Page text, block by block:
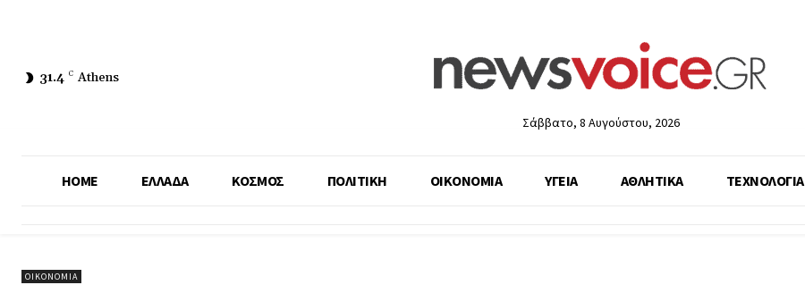
31.4 C Athens
Σάββατο, 8 Αυγούστου, 2026
HOME ΕΛΛΑΔΑ ΚΟΣΜΟΣ ΠΟΛΙΤΙΚΗ ΟΙΚΟΝΟΜΙΑ ΥΓΕΙΑ ΑΘΛΗΤΙΚΑ ΤΕΧΝΟΛΟΓΙΑ
ΟΙΚΟΝΟΜΙΑ